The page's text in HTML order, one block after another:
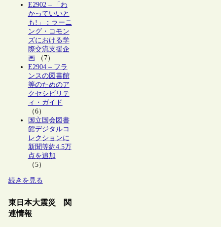
E2902 – 「わ
かっていいと
も!」：ラーニ
ング・コモン
ズにおける学
際交流支援企
画 （7）
E2904 – フラ
ンスの図書館
等のためのア
クセシビリテ
ィ・ガイド
（6）
国立国会図書
館デジタルコ
レクションに
新聞等約4.5万
点を追加
（5）
続きを見る
東日本大震災 関
連情報